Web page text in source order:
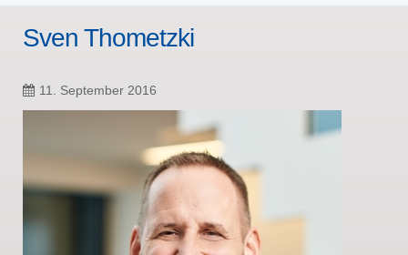
Sven Thometzki
11. September 2016